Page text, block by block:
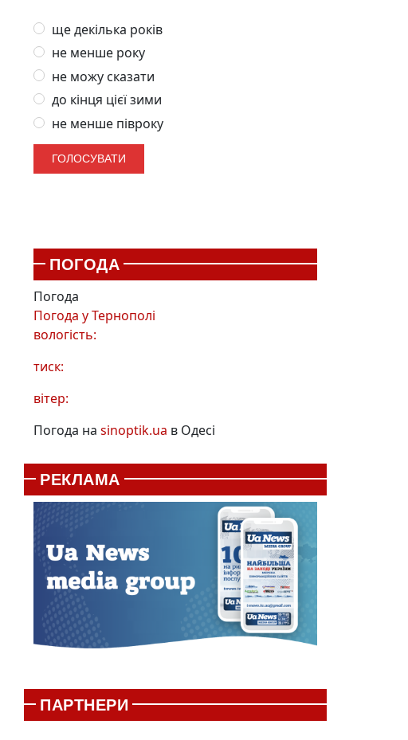
ще декілька років
не менше року
не можу сказати
до кінця цієї зими
не менше півроку
ПОГОДА
Погода
Погода уТернополі
вологість:
тиск:
вітер:
Погода на sinoptik.ua в Одесі
РЕКЛАМА
ПАРТНЕРИ